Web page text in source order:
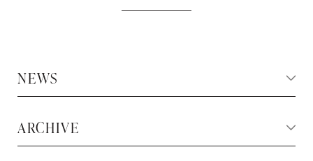
NEWS
ARCHIVE